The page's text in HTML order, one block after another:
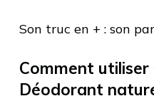
Son truc en + : son
Comment utiliser
Déodorant